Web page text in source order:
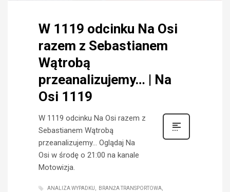
W 1119 odcinku Na Osi
razem z Sebastianem
Wątrobą
przeanalizujemy… | Na
Osi 1119
W 1119 odcinku Na Osi razem z
Sebastianem Wątrobą
przeanalizujemy… Oglądaj Na
Osi w środę o 21:00 na kanale
Motowizja.
ANALIZA WYPADKU
BRANŻA TRANSPORTOWA